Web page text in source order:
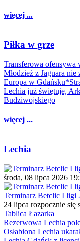
więcej ...
Piłka w grze
Transferowa ofensywa
Młodzież z Jaguara
Europa w
Lechia już świętuje,
Budziwojskiego
więcej ...
Lechia
środa, 08 lipca 2026
Terminarz Betclic I ligi
24 lipca rozpocznie się
Tablica Łazarka
Rezerwowa Lechia
Osłabiona Lechia